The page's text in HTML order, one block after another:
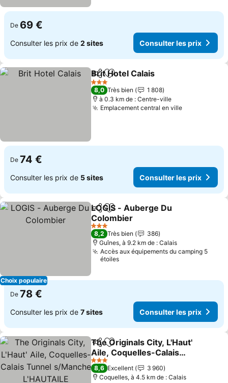
De 69 €
Consulter les prix de 2 sites Consulter les prix
PartagerAjouter à mes favoris
Brit Hotel Calais
3 Étoiles
8,0 Très bien
1 808
à 0.3 km de : Centre-ville
Emplacement central en ville
De 74 €
Consulter les prix de 5 sites Consulter les prix
Choix populaire
PartagerAjouter à mes favoris
LOGIS - Auberge Du
Colombier
3 Étoiles
8,2 Très bien
386
Guînes, à 9.2 km de : Calais
Accès aux équipements du camping 5
étoiles
De 78 €
Consulter les prix de 7 sites Consulter les prix
PartagerAjouter à mes favoris
The Originals City, L'Haut'
Aile, Coquelles-Calais
Tunnel s/Manche
L'HAUTAILE
3 Étoiles
8,6 Excellent
3 960
Coquelles, à 4.5 km de : Calais